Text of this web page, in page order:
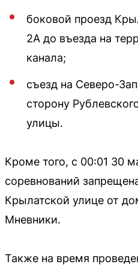
боковой проезд
2А до въезда на
канала;
съезд на Северо-
сторону
улицы.
Кроме того, с 00:01 30
соревнований
Крылатской улице от
Мневники.
Также на время